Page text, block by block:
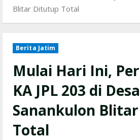
Blitar Ditutup Total
Berita Jatim
Mulai Hari Ini,
KA JPL 203 di Desa
Sanankulon
Total